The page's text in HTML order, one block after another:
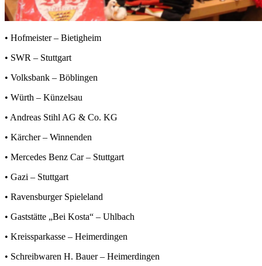
• Hofmeister– Bietigheim
• SWR – Stuttgart
• Volksbank – Böblingen
• Würth – Künzelsau
• Andreas Stihl AG & Co. KG
• Kärcher– Winnenden
• Mercedes Benz Car– Stuttgart
• Gazi – Stuttgart
• Ravensburger Spieleland
• Gaststätte „Bei Kosta“ – Uhlbach
• Kreissparkasse – Heimerdingen
• Schreibwaren H. Bauer– Heimerdingen